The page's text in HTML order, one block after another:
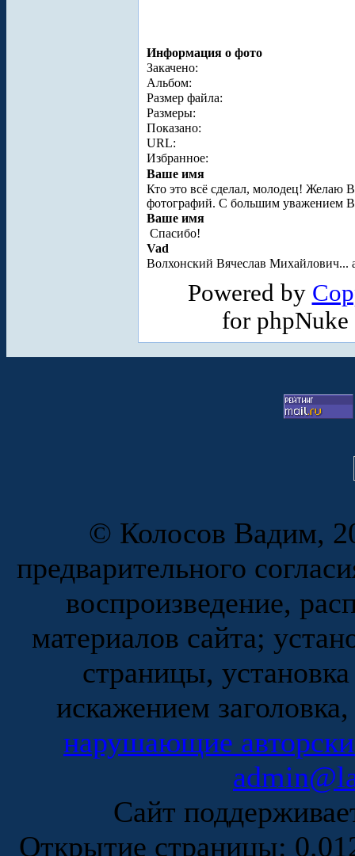
Информация о фото
Закачено:
Альбом:
Размер файла:
Размеры:
Показано:
URL:
Избранное:
Ваше имя
Кто это всё сделал, молодец! Желаю
фотографий. С большим уважением
Ваше имя
Спасибо!
Vad
Волхонский Вячеслав Михайлович...
Powered by
for
© Колосов Вадим,
предварительного
воспроизведение,
материалов сайта;
страницы,
искажением
нарушающие
Сайт
Открытие страницы: